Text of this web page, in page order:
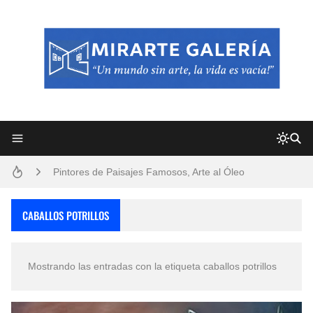
Pintores de Paisajes Famosos, Arte al Óleo
San Valentín Dibujos a Lápiz del 14 de Febrero
CABALLOS POTRILLOS
Mostrando las entradas con la etiqueta caballos potrillos